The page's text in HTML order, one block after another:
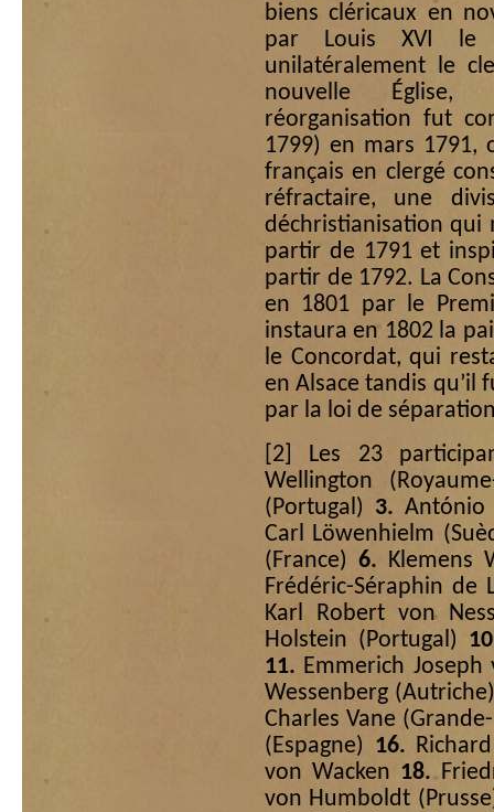
biens cléricaux en
par Louis XVI le
unilatéralement le
nouvelle Église,
réorganisation fut
1799) en mars 1791,
français en clergé
réfractaire, une
déchristianisation qui
partir de 1791 et
partir de 1792. La
en 1801 par le
instaura en 1802 la
le Concordat, qui
en Alsace tandis qu’il
par la loi de
[2]
Les 23
Wellington
(Portugal) 3. António
Carl Löwenhielm
(France)6. Klemens
Frédéric-Séraphin
Karl Robert von
Holstein (Portugal)
11. Emmerich
Wessenberg
Charles Vane
(Espagne) 16.
von Wacken 18.
von Humboldt